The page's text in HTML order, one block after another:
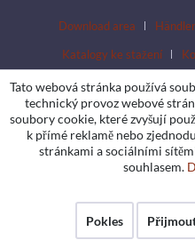
Download area
Katalogy ke stažení
Tato webová stránka používá
technický provoz webové
soubory cookie, které zvyšují
k přímé reklamě nebo
stránkami a sociálními
souhlasem.
Pokles